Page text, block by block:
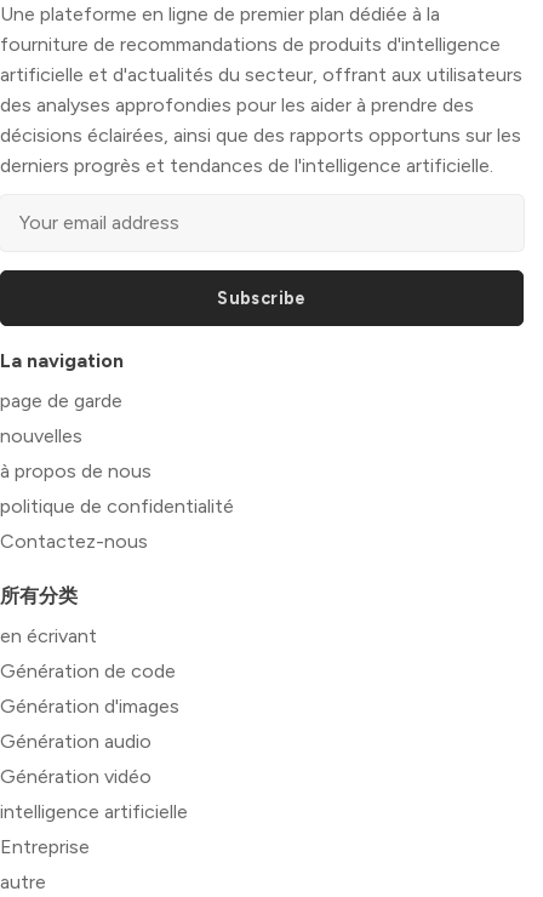
Une plateforme en ligne de premier plan dédiée à la
fourniture de recommandations de produits d'intelligence
artificielle et d'actualités du secteur, offrant aux utilisateurs
des analyses approfondies pour les aider à prendre des
décisions éclairées, ainsi que des rapports opportuns sur les
derniers progrès et tendances de l'intelligence artificielle.
Subscribe
La navigation
page de garde
nouvelles
à propos de nous
politique de confidentialité
Contactez-nous
所有分类
en écrivant
Génération de code
Génération d'images
Génération audio
Génération vidéo
intelligence artificielle
Entreprise
autre